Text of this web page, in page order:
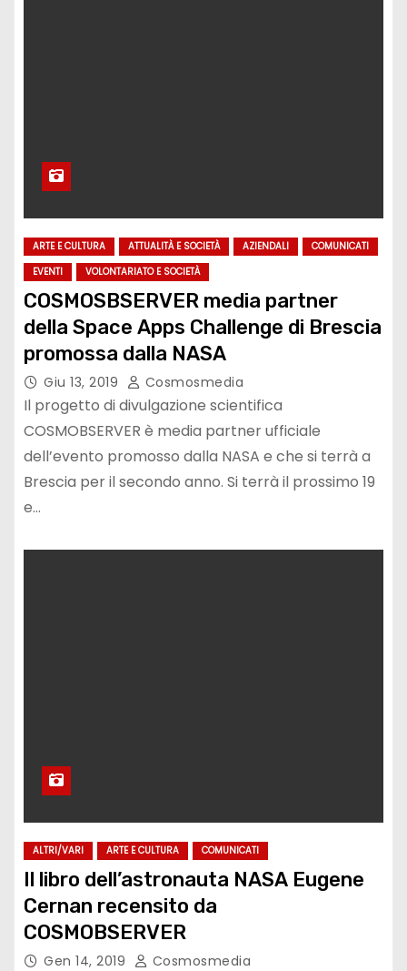
ARTE E CULTURA ATTUALITÀ E SOCIETÀ AZIENDALI
COMUNICATI
EVENTI
VOLONTARIATO E SOCIETÀ
COSMOSBSERVER media partner
della Space Apps Challenge di Brescia
promossa dalla NASA
Giu 13, 2019 Cosmosmedia
Il progetto di divulgazione scientifica
COSMOBSERVER è media partner ufficiale
dell’evento promosso dalla NASA e che si terrà a
Brescia per il secondo anno. Si terrà il prossimo 19
e…
ALTRI/VARI ARTE E CULTURA COMUNICATI
Il libro dell’astronauta NASA Eugene
Cernan recensito da
COSMOBSERVER
Gen 14, 2019 Cosmosmedia